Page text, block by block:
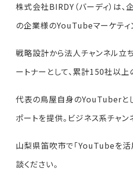
株式会社BIRDY（バーディ）は
の企業様のYouTubeマーケティ
戦略設計から法人チャンネル立
ートナーとして、累計150社以
代表の鳥屋自身のYouTuberと
ポートを提供。ビジネス系チャン
山梨県笛吹市で「YouTubeを活
談ください。